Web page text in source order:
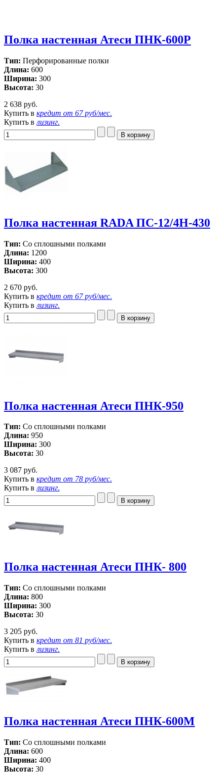
Полка настенная Атеси ПНК-600Р
Тип: Перфорированные полки
Длина: 600
Ширина: 300
Высота: 30
2 638 руб.
Купить в кредит от 67 руб/мес.
Купить в лизинг.
Полка настенная RADA ПС-12/4Н-430
Тип: Со сплошными полками
Длина: 1200
Ширина: 400
Высота: 300
2 670 руб.
Купить в кредит от 67 руб/мес.
Купить в лизинг.
Полка настенная Атеси ПНК-950
Тип: Со сплошными полками
Длина: 950
Ширина: 300
Высота: 30
3 087 руб.
Купить в кредит от 78 руб/мес.
Купить влизинг.
Полка настенная Атеси ПНК- 800
Тип: Со сплошными полками
Длина: 800
Ширина: 300
Высота: 30
3 205 руб.
Купить в кредит от 81 руб/мес.
Купить в лизинг.
Полка настенная Атеси ПНК-600М
Тип: Со сплошными полками
Длина: 600
Ширина: 400
Высота: 30